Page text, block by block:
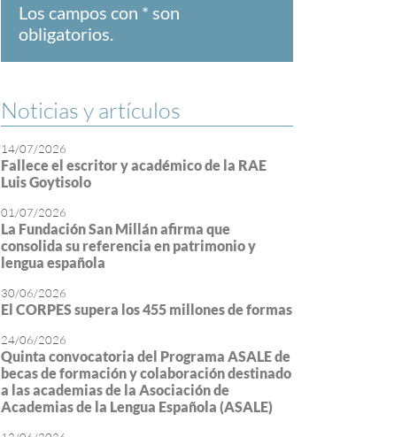
Los campos con * son
obligatorios.
Noticias y artículos
14/07/2026
Fallece el escritor y académico de la RAE
Luis Goytisolo
01/07/2026
La Fundación San Millán afirma que
consolida su referencia en patrimonio y
lengua española
30/06/2026
El CORPES supera los 455 millones de formas
24/06/2026
Quinta convocatoria del Programa ASALE de
becas de formación y colaboración destinado
a las academias de la Asociación de
Academias de la Lengua Española (ASALE)